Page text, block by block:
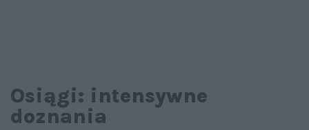
Osiągi: intensywne
doznania